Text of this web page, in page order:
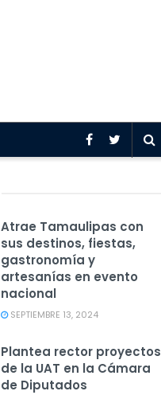
Atrae Tamaulipas con
sus destinos, fiestas,
gastronomía y
artesanías en evento
nacional
SEPTIEMBRE 13, 2024
Plantea rector proyectos
de la UAT en la Cámara
de Diputados